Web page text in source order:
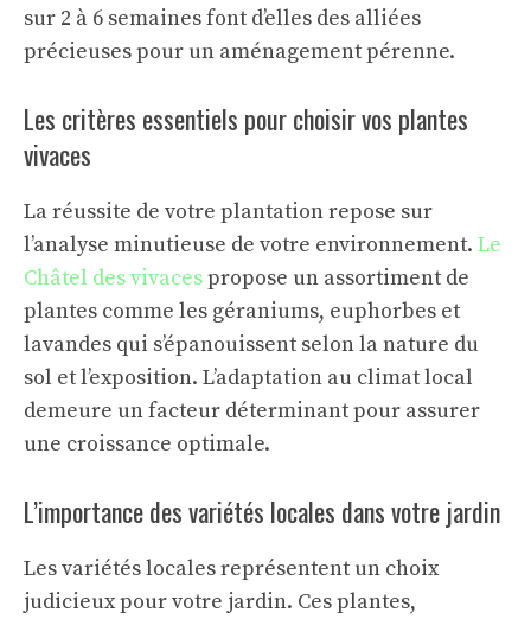
sur 2 à 6 semaines font d’elles des alliées
précieuses pour un aménagement pérenne.
Les critères essentiels pour choisir vos plantes
vivaces
La réussite de votre plantation repose sur
l’analyse minutieuse de votre environnement. Le
Châtel des vivacespropose un assortiment de
plantes comme les géraniums, euphorbes et
lavandes qui s’épanouissent selon la nature du
sol et l’exposition. L’adaptation au climat local
demeure un facteur déterminant pour assurer
une croissance optimale.
L’importance des variétés locales dans votre jardin
Les variétés locales représentent un choix
judicieux pour votre jardin. Ces plantes,